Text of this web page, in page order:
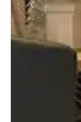
Précédent